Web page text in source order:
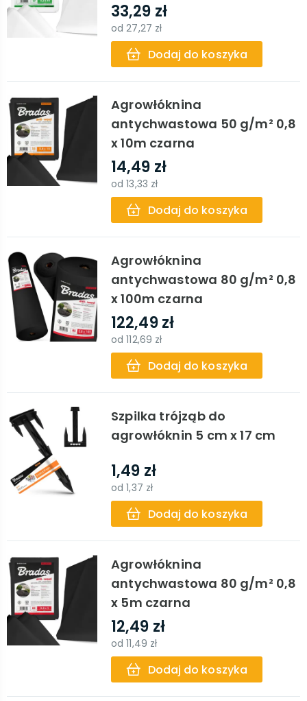
33,29 zł
od27,27 zł
Dodaj do koszyka
Agrowłóknina
antychwastowa 50 g/m² 0,8
x 10m czarna
14,49 zł
od13,33 zł
Dodaj do koszyka
Agrowłóknina
antychwastowa 80 g/m² 0,8
x 100m czarna
122,49 zł
od112,69 zł
Dodaj do koszyka
Szpilka trójząb do
agrowłóknin 5 cm x 17 cm
1,49 zł
od1,37 zł
Dodaj do koszyka
Agrowłóknina
antychwastowa 80 g/m² 0,8
x 5m czarna
12,49 zł
od11,49 zł
Dodaj do koszyka